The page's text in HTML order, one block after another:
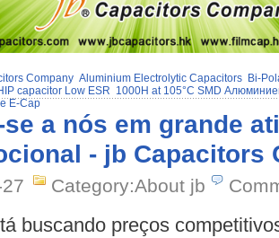
Company Aluminium Electrolytic Capacitors Bi-
capacitor Low ESR 1000H at 105°C SMD
E-Cap
a nós em grande
- jb Capacitors
Category:About jb
buscando preços